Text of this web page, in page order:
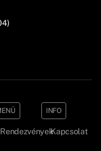
Rendezvények
INFO
Kapcsolat